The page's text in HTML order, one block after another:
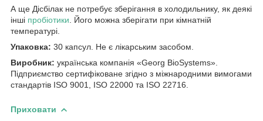
А ще Дісбілак не потребує зберігання в холодильнику, як деякі
інші пробіотики . Його можна зберігати при кімнатній
температурі.
Упаковка: 30 капсул. Не є лікарським засобом.
Виробник: українська компанія «Georg BioSystems».
Підприємство сертифіковане згідно з міжнародними вимогами
стандартів ISO 9001, ISO 22000 та ISO 22716.
Приховати